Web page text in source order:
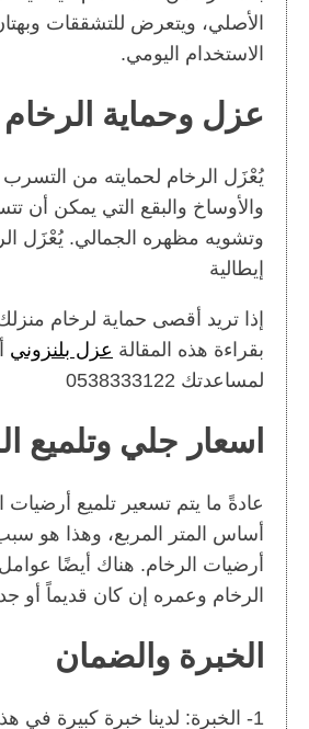
الأصلي، ويتعرض للتشققات
الاستخدام اليومي.
عزل وحماية الرخام
يُعْزَل الرخام لحمايته من التسرب
والأوساخ والبقع التي يمكن أن
وتشويه مظهره الجمالي. يُعْزَل
إيطالية
إذا تريد أقصى حماية لرخام
بقراءة هذه المقالة عزل بلنزوني
لمساعدتك 0538333122
اسعار جلي وتلميع
عادةً ما يتم تسعير تلميع أرضيات
أساس المتر المربع، وهذا هو
أرضيات الرخام. هناك أيضًا
الرخام وعمره إن كان قديماً أو
الخبرة والضمان
1- الخبرة: لدينا خبرة كبيرة في